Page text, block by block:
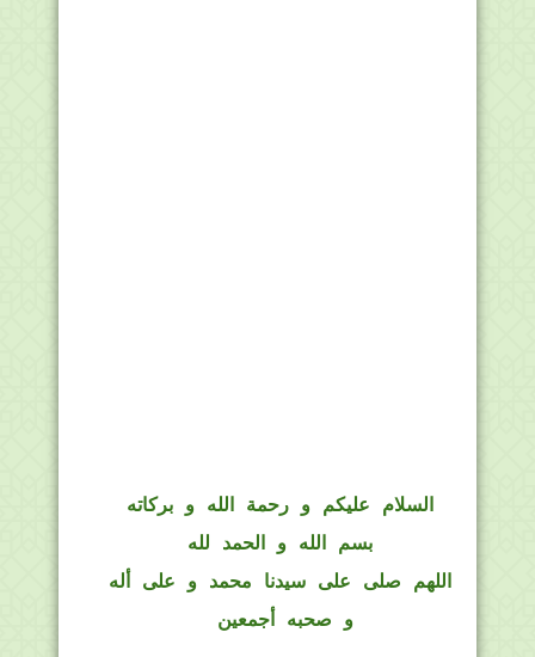
السلام عليكم و رحمة الله و بركاته
بسم الله و الحمد لله
اللهم صلى على سيدنا محمد و على أله
و صحبه أجمعين